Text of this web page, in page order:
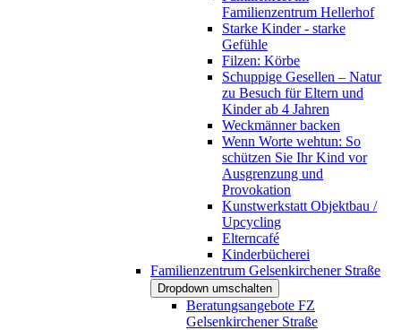
Familienzentrum Hellerhof
Starke Kinder - starke
Gefühle
Filzen: Körbe
Schuppige Gesellen – Natur
zu Besuch für Eltern und
Kinder ab 4 Jahren
Weckmänner backen
Wenn Worte wehtun: So
schützen Sie Ihr Kind vor
Ausgrenzung und
Provokation
Kunstwerkstatt Objektbau /
Upcycling
Elterncafé
Kinderbücherei
Familienzentrum Gelsenkirchener Straße
Dropdown umschalten
Beratungsangebote FZ
Gelsenkirchener Straße